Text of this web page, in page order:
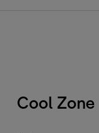
Cool Zone